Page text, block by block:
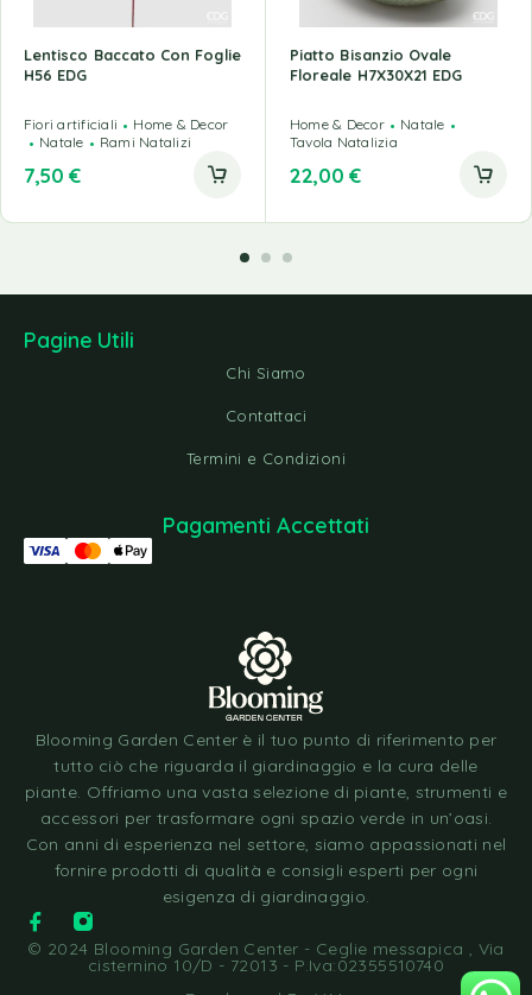
Lentisco Baccato Con Foglie
H56 EDG
Fiori artificiali
Home & Decor
Natale
Rami Natalizi
7,50€
Piatto Bisanzio Ovale
Floreale H7X30X21 EDG
Home & Decor
Natale
Tavola Natalizia
22,00 €
Pagine Utili
Chi Siamo
Contattaci
Termini e Condizioni
Blooming Garden Center è il tuo punto di riferimento per
tutto ciò che riguarda il giardinaggio e la cura delle
piante. Offriamo una vasta selezione di piante, strumenti e
accessori per trasformare ogni spazio verde in un’oasi.
Con anni di esperienza nel settore, siamo appassionati nel
fornire prodotti di qualità e consigli esperti per ogni
esigenza di giardinaggio.
© 2024 Blooming Garden Center - Ceglie messapica , Via
cisternino 10/D - 72013 - P.Iva:02355510740
Pagamenti Accettati